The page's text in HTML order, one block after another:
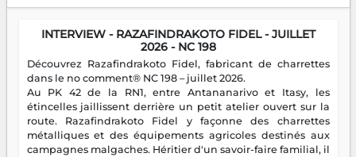
INTERVIEW - RAZAFINDRAKOTO FIDEL - JUILLET
2026 - NC 198
Découvrez Razafindrakoto Fidel, fabricant de charrettes
dans le no comment® NC 198 – juillet 2026.
Au PK 42 de la RN1, entre Antananarivo et Itasy, les
étincelles jaillissent derrière un petit atelier ouvert sur la
route. Razafindrakoto Fidel y façonne des charrettes
métalliques et des équipements agricoles destinés aux
campagnes malgaches. Héritier d'un savoir-faire familial, il